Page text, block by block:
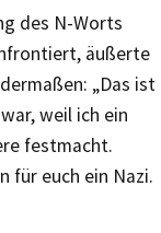
des N-Worts
äußerte
„Das ist
weil ich ein
festmacht.
für euch ein Nazi.